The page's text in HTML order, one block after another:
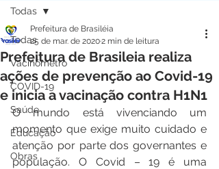
Todas
Vacinômetro
COVID-19
Saúde
Educação
Obras
Todas
Prefeitura de Brasileia realiza
ações de prevenção ao Covid-19
e inicia a vacinação contra H1N1
Prefeitura de Brasiléia
25 de mar. de 20202 min de leitura
O mundo está vivenciando um
momento que exige muito cuidado e
atenção por parte dos governantes e
população. O Covid – 19 é uma